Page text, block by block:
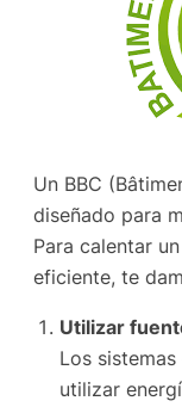
Un BBC
diseñado para
Para calentar
eficiente, te
Utilizar
Los
utilizar